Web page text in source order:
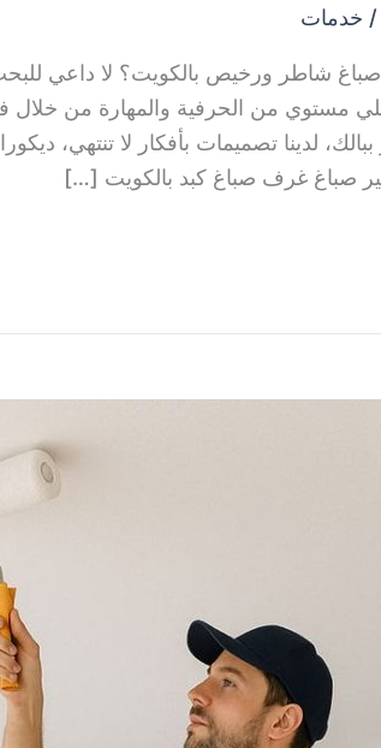
/ خدمات
شاطر ورخيص بالكويت؟ لا داعي
مستوي من الحرفية والمهارة من خلال
لدينا تصميمات بأفكار لا تنتهي،
صباغ غرف صباغ كبد بالكويت […]